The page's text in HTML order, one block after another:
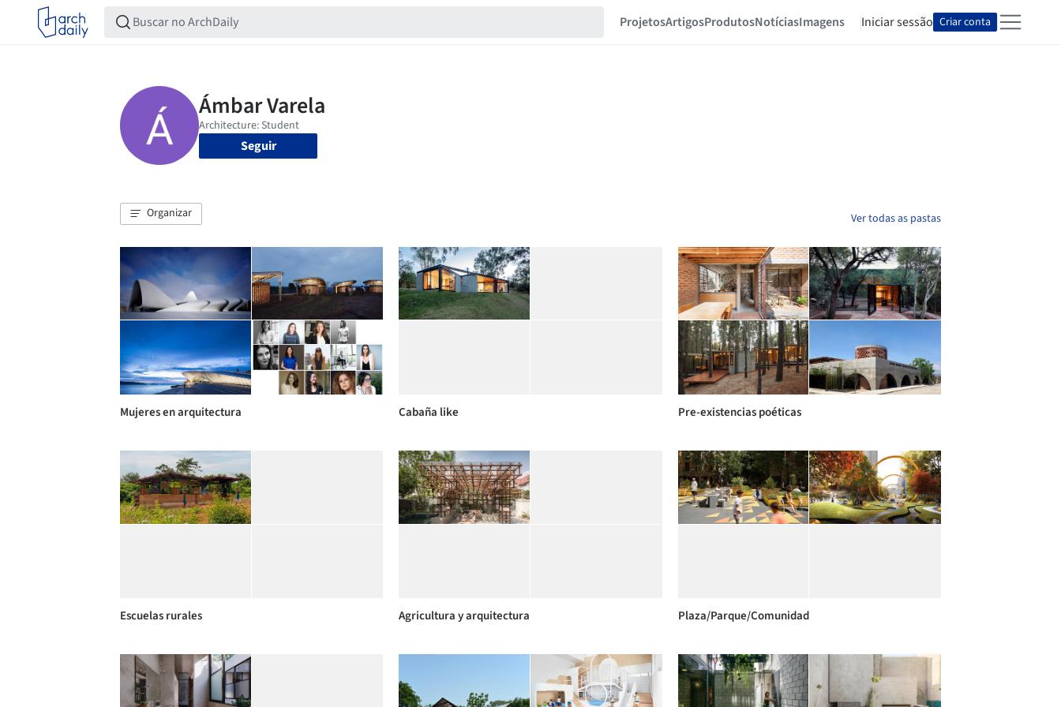
ProjetosArtigosProdutosNotíciasImagens Iniciar sessão Criar conta
Seguir
Organizar Ver todas as pastas
Mujeres en arquitectura Cabaña like Pre-existencias poéticas
Escuelas rurales Agricultura y arquitectura Plaza/Parque/Comunidad